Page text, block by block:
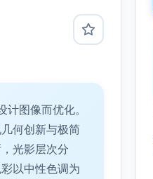
图像而优化。
何创新与极简
光影层次分
以中性色调为